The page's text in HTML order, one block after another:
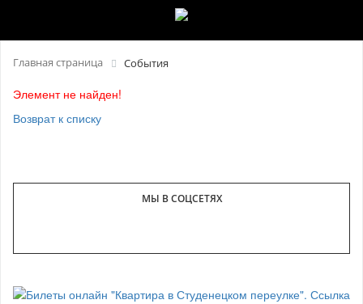
Главная страница События
Элемент не найден!
Возврат к списку
МЫ В СОЦСЕТЯХ